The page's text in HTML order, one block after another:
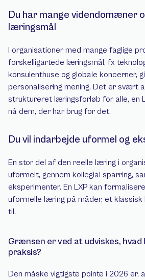
Du har mange videndomæner
læringsmål
I organisationer med mange faglige
forskelligartede læringsmål, fx
konsulenthuse og globale koncerner,
personalisering mening. Det er svært
struktureret læringsforløb for alle, en
nå dem, der har brug for det.
Du vil indarbejde uformel og
En stor del af den reelle læring i
uformelt, gennem kollegial sparring,
eksperimenter. En LXP kan
uformelle læring på måder, et klassisk
til.
Grænsen er ved at udviskes,
praksis?
Den måske vigtigste pointe i 2026 er,